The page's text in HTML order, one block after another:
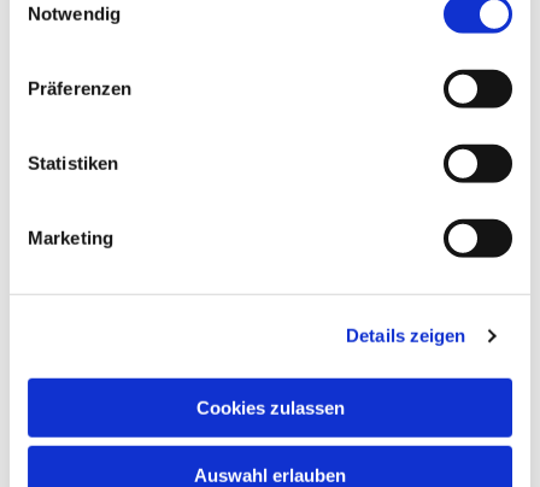
Notwendig
Präferenzen
Statistiken
Marketing
Details zeigen
Cookies zulassen
Auswahl erlauben